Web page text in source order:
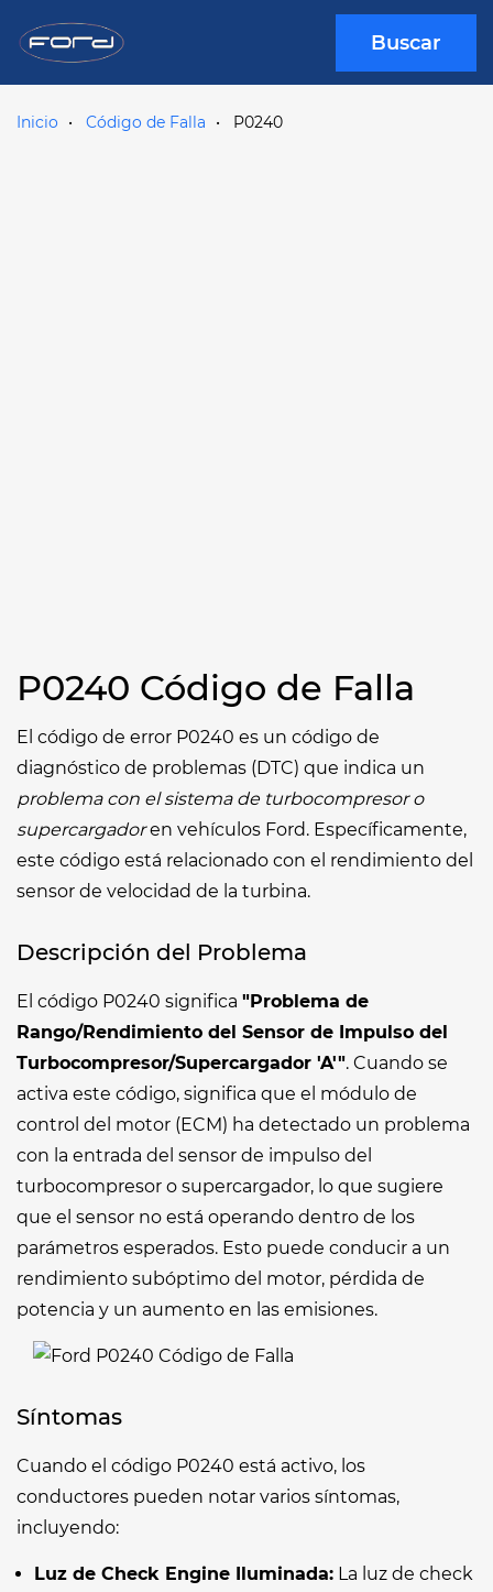
Buscar
Inicio Código de Falla P0240
P0240 Código de Falla
El código de error P0240 es un código de
diagnóstico de problemas (DTC) que indica un
problema con el sistema de turbocompresor o
supercargadoren vehículos Ford. Específicamente,
este código está relacionado con el rendimiento del
sensor de velocidad de la turbina.
Descripción del Problema
El código P0240 significa "Problema de
Rango/Rendimiento del Sensor de Impulso del
Turbocompresor/Supercargador 'A'". Cuando se
activa este código, significa que el módulo de
control del motor (ECM) ha detectado un problema
con la entrada del sensor de impulso del
turbocompresor o supercargador, lo que sugiere
que el sensor no está operando dentro de los
parámetros esperados. Esto puede conducir a un
rendimiento subóptimo del motor, pérdida de
potencia y un aumento en las emisiones.
Síntomas
Cuando el código P0240 está activo, los
conductores pueden notar varios síntomas,
incluyendo:
Luz de Check Engine Iluminada: La luz de check